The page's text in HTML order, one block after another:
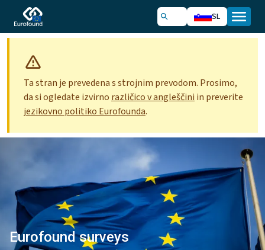
SL
Ta stran je prevedena s strojnim prevodom. Prosimo,
da si ogledate izvirno različico v angleščini in preverite
jezikovno politiko Eurofounda.
Eurofound surveys